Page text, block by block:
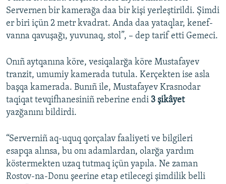
Servernen bir kamerağa daa bir kişi yerleştirildi. Şimdi
er biri içün 2 metr kvadrat. Anda daa yataqlar, kenef-
vanna qavuşağı, yuvunaq, stol”, – dep tarif etti Gemeci.
Onıñ aytqanına köre, vesiqalarğa köre Mustafayev
tranzit, umumiy kamerada tutula. Kerçekten ise asla
başqa kamerada. Bunıñ ile, Mustafayev Krasnodar
taqiqat tevqifhanesiniñ reberine endi 3 şikâyet
yazğanını bildirdi.
“Serverniñ aq-uquq qorçalav faaliyeti ve bilgileri
esapqa alınsa, bu onı adamlardan, olarğa yardım
köstermekten uzaq tutmaq içün yapıla. Ne zaman
Rostov-na-Donu şeerine etap etilecegi şimdilik belli